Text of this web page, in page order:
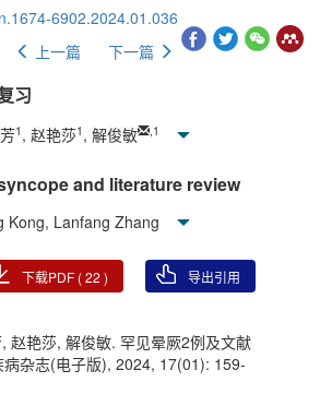
6902.2024.01.036
上一篇 下一篇
习
1 , 赵艳莎1 , 解俊敏 1
and literature review
Kong, Lanfang Zhang
下载PDF (22 ) 导出引用
赵艳莎, 解俊敏. 罕见晕厥2例及文献
杂志(电子版), 2024, 17(01): 159-